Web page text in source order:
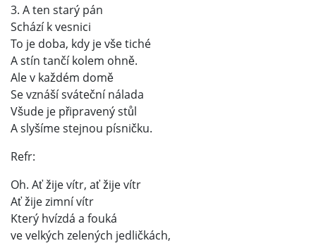
3. A ten starý pán
Schází k vesnici
To je doba, kdy je vše tiché
A stín tančí kolem ohně.
Ale v každém domě
Se vznáší sváteční nálada
Všude je připravený stůl
A slyšíme stejnou písničku.
Refr:
Oh. Ať žije vítr, ať žije vítr
Ať žije zimní vítr
Který hvízdá a fouká
ve velkých zelených jedličkách,